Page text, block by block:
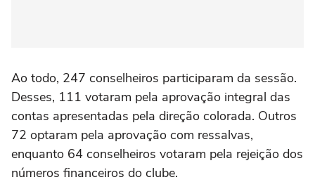
Ao todo, 247 conselheiros participaram da sessão.
Desses, 111 votaram pela aprovação integral das
contas apresentadas pela direção colorada. Outros
72 optaram pela aprovação com ressalvas,
enquanto 64 conselheiros votaram pela rejeição dos
números financeiros do clube.